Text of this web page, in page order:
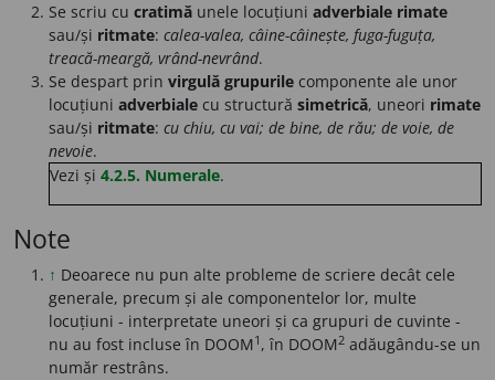
Se scriu cu cratimă unele locuțiuni adverbiale rimate
sau/și ritmate: calea-valea, câine-câinește, fuga-fuguța,
treacă-meargă, vrând-nevrând.
Se despart prin virgulă grupurile componente ale unor
locuțiuni adverbiale cu structură simetrică, uneori rimate
sau/și ritmate: cu chiu, cu vai; de bine, de rău; de voie, de
nevoie.
Vezi și 4.2.5. Numerale.
Note
↑ Deoarece nu pun alte probleme de scriere decât cele
generale, precum și ale componentelor lor, multe
locuțiuni - interpretate uneori și ca grupuri de cuvinte -
nu au fost incluse în DOOM1 , în DOOM2 adăugându-se un
număr restrâns.